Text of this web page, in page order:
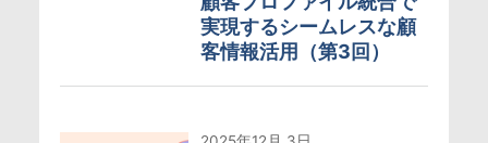
実現するシームレスな顧
客情報活用（第3回）